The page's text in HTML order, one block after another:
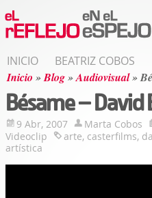
INICIO BEATRIZ COBOS
Inicio »Blog»Audiovisual»
Bésame –
9 Abr, 2007 Marta Cobos
Videoclip
arte, casterfilms,
artística